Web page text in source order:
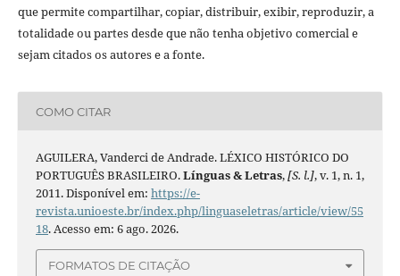
que permite compartilhar, copiar, distribuir, exibir, reproduzir, a
totalidade ou partes desde que não tenha objetivo comercial e
sejam citados os autores e a fonte.
COMO CITAR
AGUILERA, Vanderci de Andrade. LÉXICO HISTÓRICO DO
PORTUGUÊS BRASILEIRO.Línguas & Letras,[S. l.], v. 1, n. 1,
2011. Disponível em: https://e-
revista.unioeste.br/index.php/linguaseletras/article/view/55
18. Acesso em: 6 ago. 2026.
FORMATOS DE CITAÇÃO